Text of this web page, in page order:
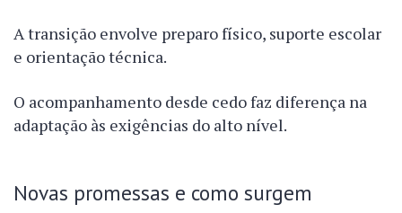
A transição envolve preparo físico, suporte escolar
e orientação técnica.
O acompanhamento desde cedo faz diferença na
adaptação às exigências do alto nível.
Novas promessas e como surgem